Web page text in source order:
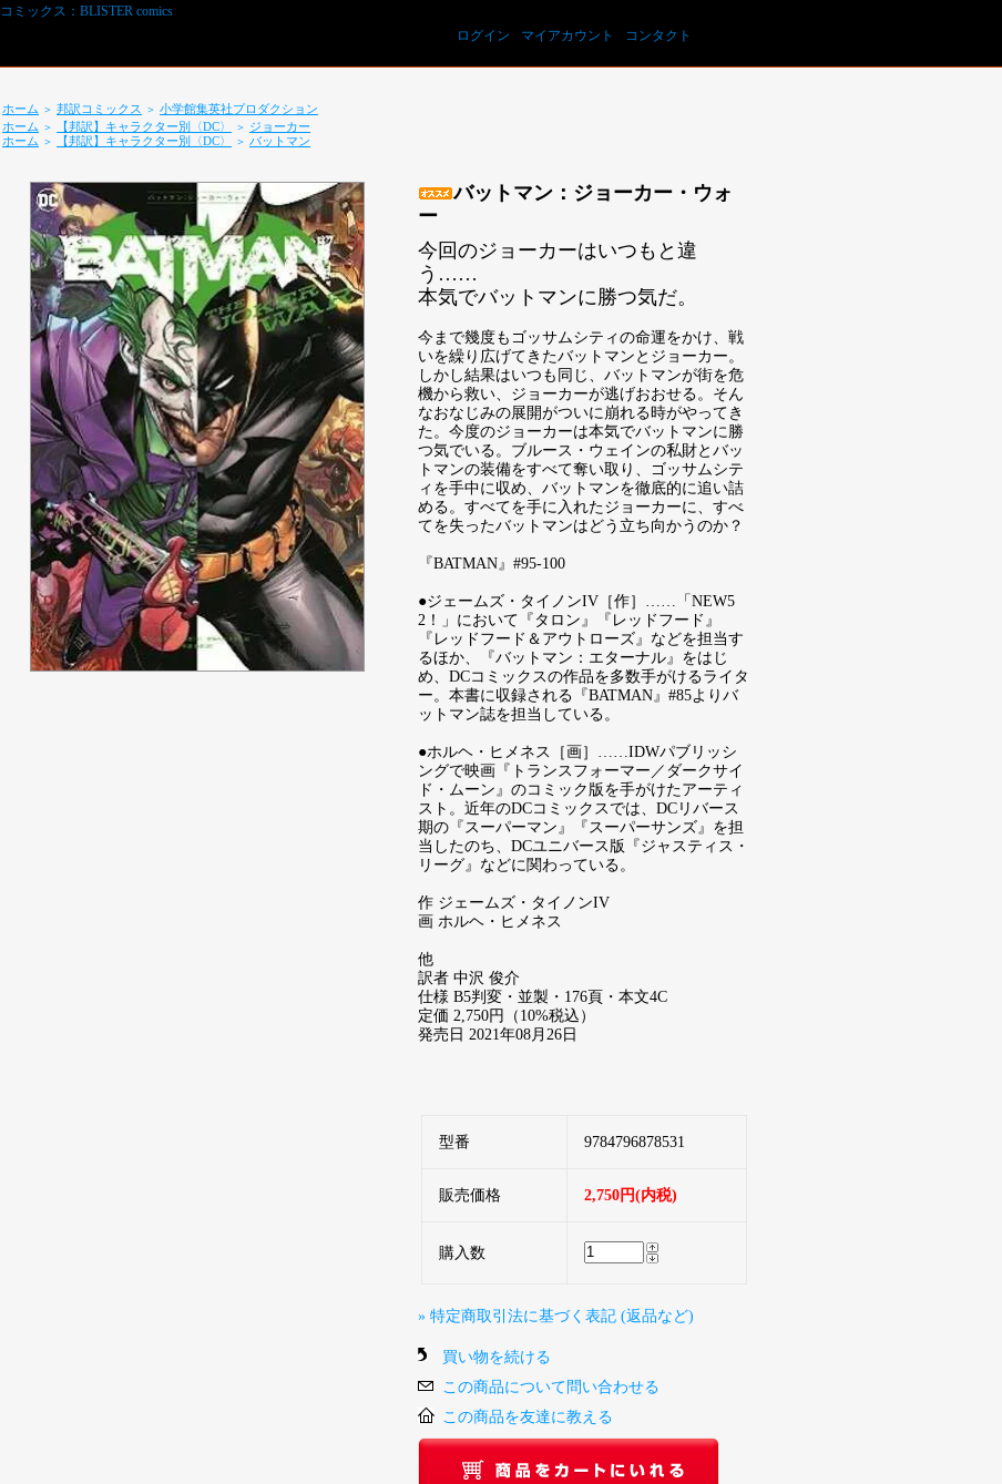
ログイン マイアカウント コンタクト
ホーム ＞ 邦訳コミックス ＞ 小学館集英社プロダクション
ホーム ＞ 【邦訳】キャラクター別〈DC〉 ＞ ジョーカー
ホーム ＞ 【邦訳】キャラクター別〈DC〉 ＞ バットマン
バットマン：ジョーカー・ウォ
ー
今回のジョーカーはいつもと違
う……
本気でバットマンに勝つ気だ。
今まで幾度もゴッサムシティの命運をかけ、戦
いを繰り広げてきたバットマンとジョーカー。
しかし結果はいつも同じ、バットマンが街を危
機から救い、ジョーカーが逃げおおせる。そん
なおなじみの展開がついに崩れる時がやってき
た。今度のジョーカーは本気でバットマンに勝
つ気でいる。ブルース・ウェインの私財とバッ
トマンの装備をすべて奪い取り、ゴッサムシテ
ィを手中に収め、バットマンを徹底的に追い詰
める。すべてを手に入れたジョーカーに、すべ
てを失ったバットマンはどう立ち向かうのか？
『BATMAN』#95-100
●ジェームズ・タイノンIV［作］……「NEW5
2！」において『タロン』『レッドフード』
『レッドフード＆アウトローズ』などを担当す
るほか、『バットマン：エターナル』をはじ
め、DCコミックスの作品を多数手がけるライタ
ー。本書に収録される『BATMAN』#85よりバ
ットマン誌を担当している。
●ホルヘ・ヒメネス［画］……IDWパブリッシ
ングで映画『トランスフォーマー／ダークサイ
ド・ムーン』のコミック版を手がけたアーティ
スト。近年のDCコミックスでは、DCリバース
期の『スーパーマン』『スーパーサンズ』を担
当したのち、DCユニバース版『ジャスティス・
リーグ』などに関わっている。
作 ジェームズ・タイノンIV
画 ホルヘ・ヒメネス
他
訳者 中沢 俊介
仕様 B5判変・並製・176頁・本文4C
定価 2,750円（10%税込）
発売日 2021年08月26日
型番 9784796878531
販売価格 2,750円(内税)
購入数
» 特定商取引法に基づく表記 (返品など)
買い物を続ける
この商品について問い合わせる
この商品を友達に教える
PREVIEWS予約オーダー用紙ダウンロード